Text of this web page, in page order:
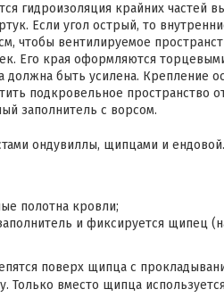
гидроизоляция крайних частей
Если угол острый, то
чтобы вентилируемое
Его края оформляются
быть усилена. Крепление
подкровельное пространство
заполнитель с ворсом.
ондувиллы, щипцами и
полотна кровли;
и фиксируется щипец
поверх щипца с
Только вместо щипца